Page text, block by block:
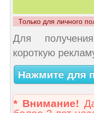
Только для личного
Для
короткую
Нажмите для
* Внимание!